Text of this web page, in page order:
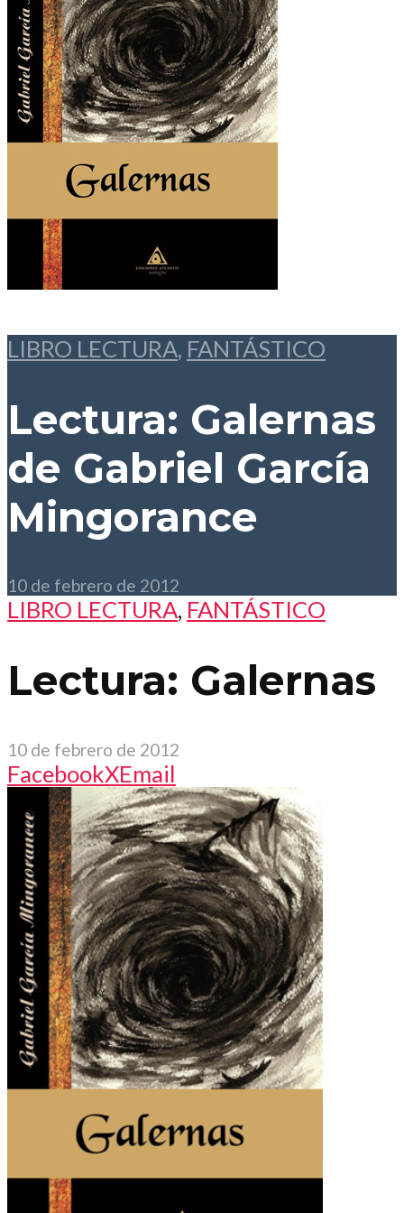
LIBRO LECTURA, FANTÁSTICO
Lectura: Galernas
de Gabriel García
Mingorance
10 de febrero de 2012
LIBRO LECTURA, FANTÁSTICO
Lectura: Galernas
10 de febrero de 2012
FacebookXEmail